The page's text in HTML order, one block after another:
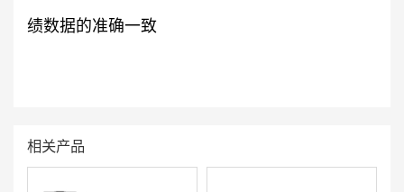
绩数据的准确一致
相关产品